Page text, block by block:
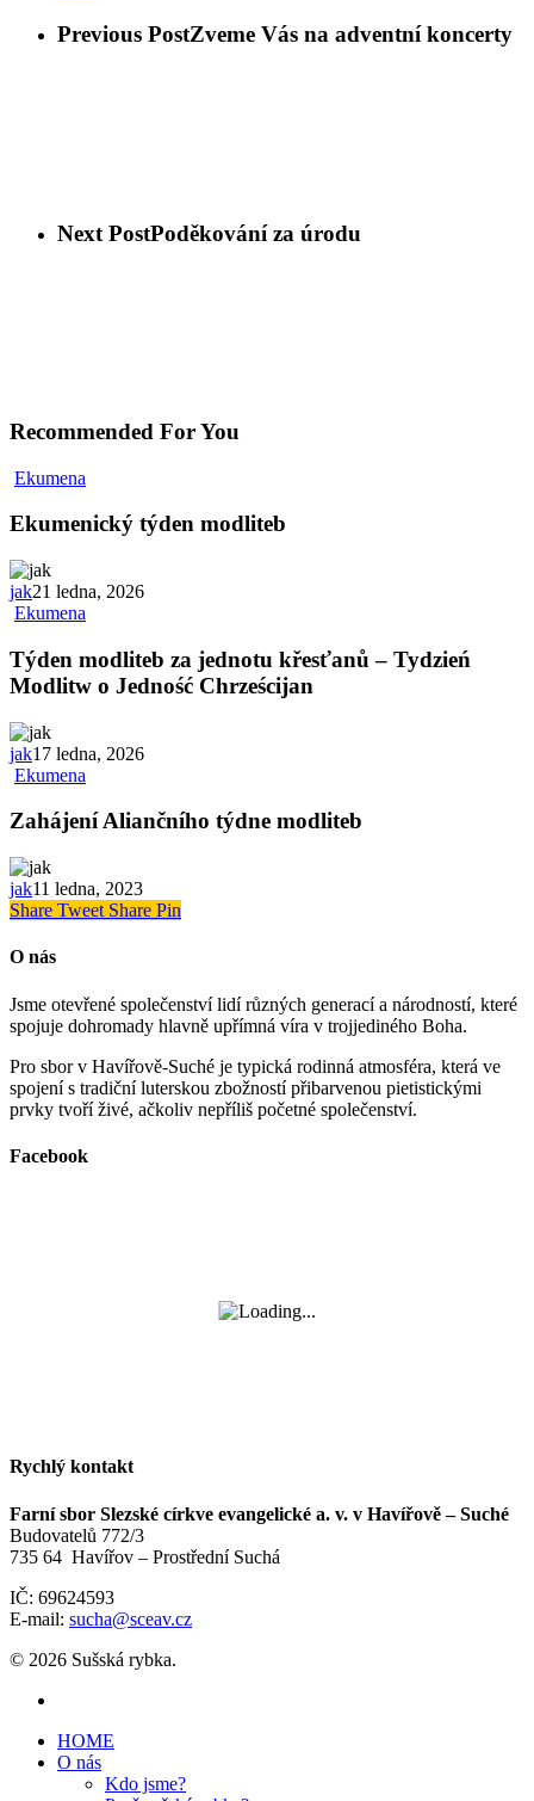
Previous PostZveme Vás na adventní koncerty
Next PostPoděkování za úrodu
Recommended For You
Ekumena
Ekumenický týden modliteb
jak21 ledna, 2026
Ekumena
Týden modliteb za jednotu křesťanů – Tydzień
Modlitw o Jedność Chrześcijan
jak17 ledna, 2026
Ekumena
Zahájení Aliančního týdne modliteb
jak11 ledna, 2023
Share Tweet Share Pin
O nás
Jsme otevřené společenství lidí různých generací a národností, které
spojuje dohromady hlavně upřímná víra v trojjediného Boha.
Pro sbor v Havířově-Suché je typická rodinná atmosféra, která ve
spojení s tradiční luterskou zbožností přibarvenou pietistickými
prvky tvoří živé, ačkoliv nepříliš početné společenství.
Facebook
Rychlý kontakt
Farní sbor Slezské církve evangelické a. v. v Havířově – Suché
Budovatelů 772/3
735 64 Havířov – Prostřední Suchá
IČ: 69624593
E-mail: sucha@sceav.cz
© 2026 Sušská rybka.
HOME
O nás
Kdo jsme?